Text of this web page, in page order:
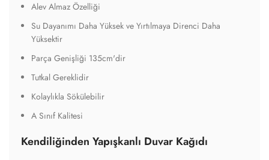
Alev Almaz Özelliği
Su Dayanımı Daha Yüksek ve Yırtılmaya Direnci Daha
Yüksektir
Parça Genişliği 135cm'dir
Tutkal Gereklidir
Kolaylıkla Sökülebilir
A Sınıf Kalitesi
Kendiliğinden Yapışkanlı Duvar Kağıdı